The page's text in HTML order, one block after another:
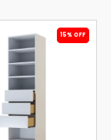
15% OFF